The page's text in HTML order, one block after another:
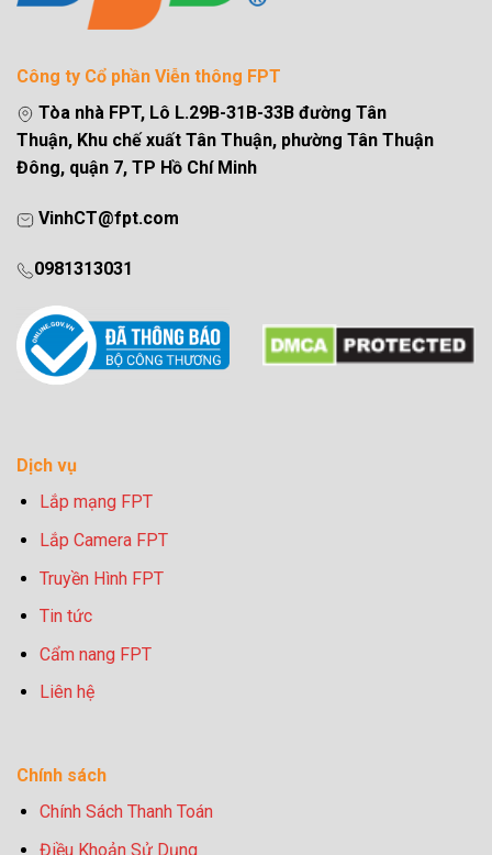
Công ty Cổ phần Viễn thông FPT
Tòa nhà FPT, Lô L.29B-31B-33B đường Tân
Thuận, Khu chế xuất Tân Thuận, phường Tân Thuận
Đông, quận 7, TP Hồ Chí Minh
VinhCT@fpt.com
0981313031
Dịch vụ
Lắp mạng FPT
Lắp Camera FPT
Truyền Hình FPT
Tin tức
Cẩm nang FPT
Liên hệ
Chính sách
Chính Sách Thanh Toán
Điều Khoản Sử Dụng